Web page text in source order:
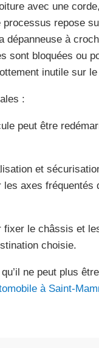
avec une
repose
dépanneuse à
sont bloquées ou
inutile sur
:
peut être
et
axes fréquentés
fixer le châssis et
choisie.
ne peut plus
à Saint-